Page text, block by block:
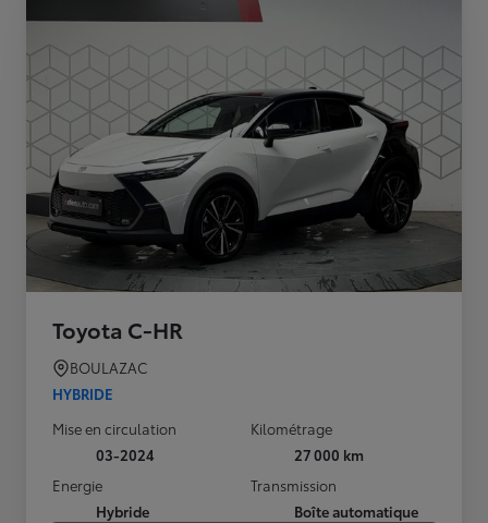
Toyota C-HR
BOULAZAC
HYBRIDE
Mise en circulation
03-2024
Kilométrage
27 000 km
Energie
Hybride
Transmission
Boîte automatique